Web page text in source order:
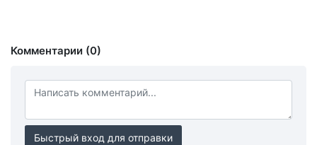
Комментарии (0)
Быстрый вход для отправки